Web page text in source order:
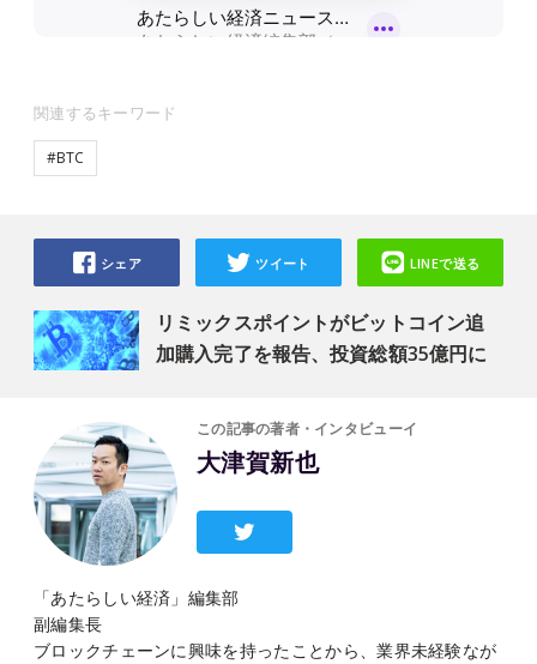
関連するキーワード
#BTC
リミックスポイントがビットコイン追
加購入完了を報告、投資総額35億円に
シェア ツイート LINEで送る
この記事の著者・インタビューイ
大津賀新也
「あたらしい経済」編集部
副編集長
ブロックチェーンに興味を持ったことから、業界未経験なが